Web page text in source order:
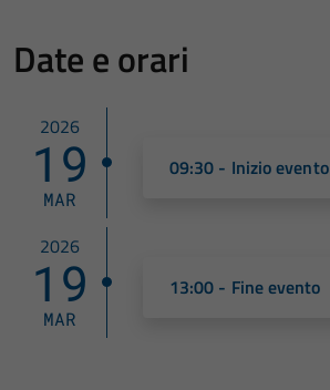
Date e orari
2026
19
MAR
09:30 - Inizio evento
2026
19
MAR
13:00 - Fine evento